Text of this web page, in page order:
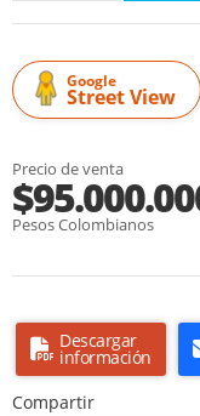
Google
Street View
Precio de venta
Pesos Colombianos
Descargar
información
Compartir